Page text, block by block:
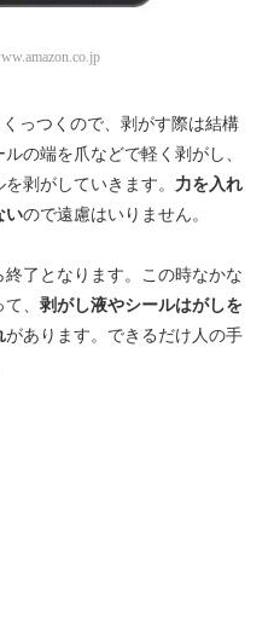
っつくので、剥がす際は結構
の端を爪などで軽く剥がし、
剥がしていきます。 力を入れ
いので遠慮はいりません。
了となります。この時なかな
、 剥がし液やシールはがしを
があります。できるだけ人の手